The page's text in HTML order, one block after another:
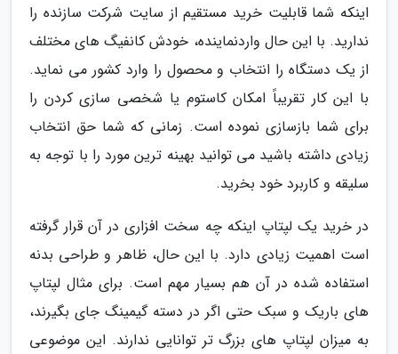
اینکه شما قابلیت خرید مستقیم از سایت شرکت سازنده را
ندارید. با این حال واردنماینده، خودش کانفیگ های مختلف
از یک دستگاه را انتخاب و محصول را وارد کشور می نماید.
با این کار تقریباً امکان کاستوم یا شخصی سازی کردن را
برای شما بازسازی نموده است. زمانی که شما حق انتخاب
زیادی داشته باشید می توانید بهینه ترین مورد را با توجه به
سلیقه و کاربرد خود بخرید.
در خرید یک لپتاپ اینکه چه سخت افزاری در آن قرار گرفته
است اهمیت زیادی دارد. با این حال، ظاهر و طراحی بدنه
استفاده شده در آن هم بسیار مهم است. برای مثال لپتاپ
های باریک و سبک حتی اگر در دسته گیمینگ جای بگیرند،
به میزان لپتاپ های بزرگ تر توانایی ندارند. این موضوعی